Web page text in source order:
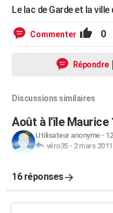
Le lac de Garde et la ville
Commenter 0
Répondre
Discussions similaires
Août à l'île Maurice
Utilisateur anonyme-
véro35- 2 mars
16 réponses